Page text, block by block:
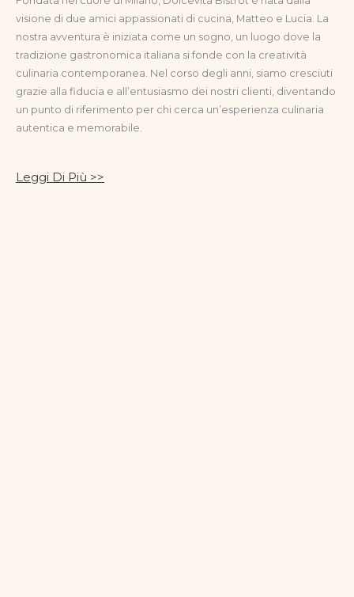
visione di due amici appassionati di cucina, Matteo e Lucia. La
nostra avventura è iniziata come un sogno, un luogo dove la
tradizione gastronomica italiana si fonde con la creatività
culinaria contemporanea. Nel corso degli anni, siamo cresciuti
grazie alla fiducia e all’entusiasmo dei nostri clienti, diventando
un punto di riferimento per chi cerca un’esperienza culinaria
autentica e memorabile.
Leggi Di Più >>